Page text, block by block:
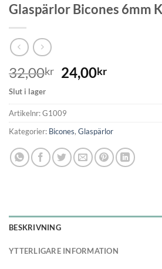
Glaspärlor Bicones 6mm
32,00kr 24,00kr
Slut i lager
Artikelnr:G1009
Kategorier: Bicones, Glaspärlor
BESKRIVNING
YTTERLIGARE INFORMATION